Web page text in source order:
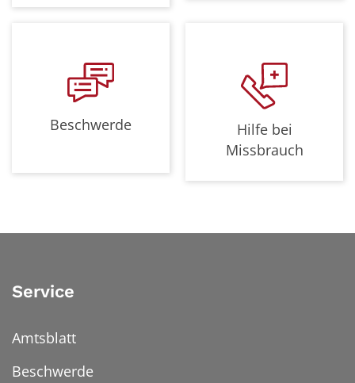
Beschwerde
Hilfe bei
Missbrauch
Service
Amtsblatt
Beschwerde